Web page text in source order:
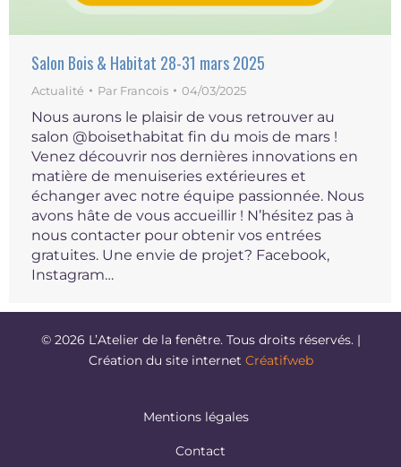
Salon Bois & Habitat 28-31 mars 2025
Actualité Par Francois 04/03/2025
Nous aurons le plaisir de vous retrouver au
salon @boisethabitat fin du mois de mars !
Venez découvrir nos dernières innovations en
matière de menuiseries extérieures et
échanger avec notre équipe passionnée. Nous
avons hâte de vous accueillir ! N’hésitez pas à
nous contacter pour obtenir vos entrées
gratuites. Une envie de projet? Facebook,
Instagram…
© 2026 L’Atelier de la fenêtre. Tous droits réservés. |
Création du site internet Créatifweb
Mentions légales
Contact